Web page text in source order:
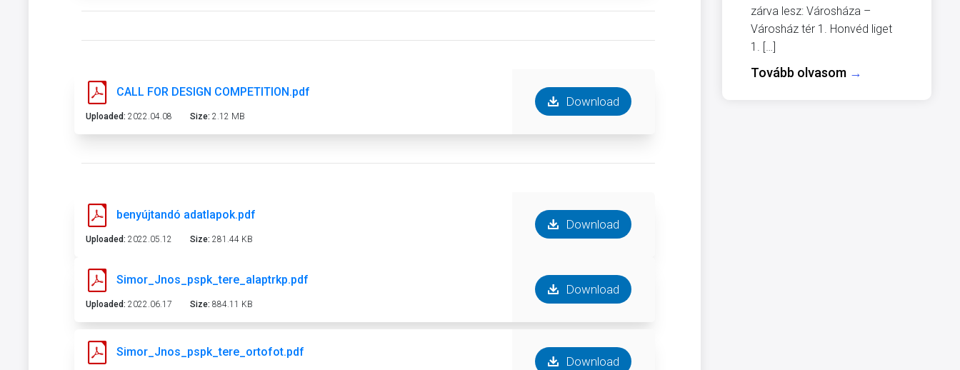
CALL FOR DESIGN COMPETITION.pdf
Uploaded: 2022.04.08 Size: 2.12 MB
Download
benyújtandó adatlapok.pdf
Uploaded: 2022.05.12 Size: 281.44 KB
Download
Simor_Jnos_pspk_tere_alaptrkp.pdf
Uploaded: 2022.06.17 Size: 884.11 KB
Download
Simor_Jnos_pspk_tere_ortofot.pdf
Download
zárva lesz: Városháza –
Városház tér 1. Honvéd liget
1. […]
Tovább olvasom →